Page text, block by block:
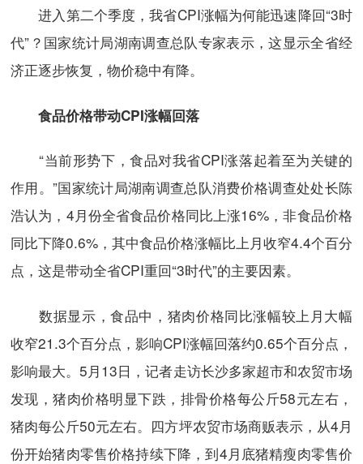
进入第二个季度，我省CPI涨幅为何能迅速降回“3时
代”？国家统计局湖南调查总队专家表示，这显示全省经
济正逐步恢复，物价稳中有降。
食品价格带动CPI涨幅回落
“当前形势下，食品对我省CPI涨落起着至为关键的
作用。”国家统计局湖南调查总队消费价格调查处处长陈
浩认为，4月份全省食品价格同比上涨16%，非食品价格
同比下降0.6%，其中食品价格涨幅比上月收窄4.4个百分
点，这是带动全省CPI重回“3时代”的主要因素。
数据显示，食品中，猪肉价格同比涨幅较上月大幅
收窄21.3个百分点，影响CPI涨幅回落约0.65个百分点，
影响最大。5月13日，记者走访长沙多家超市和农贸市场
发现，猪肉价格明显下跌，排骨价格每公斤58元左右，
猪肉每公斤50元左右。四方坪农贸市场商贩表示，从4月
份开始猪肉零售价格持续下降，到4月底猪精瘦肉零售价